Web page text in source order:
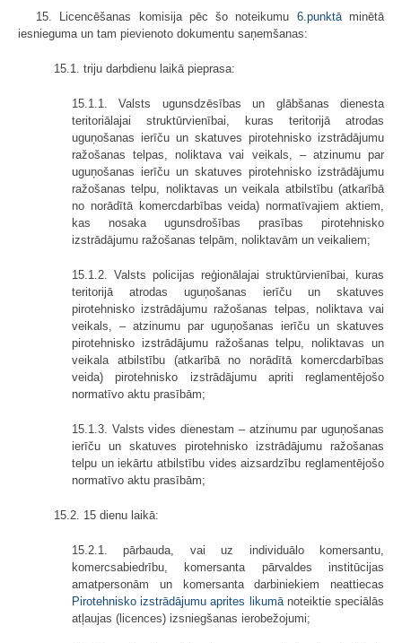
15. Licencēšanas komisija pēc šo noteikumu 6.punktāminētā
iesnieguma un tam pievienoto dokumentu saņemšanas:
15.1. triju darbdienu laikā pieprasa:
15.1.1. Valsts ugunsdzēsības un glābšanas dienesta
teritoriālajai struktūrvienībai, kuras teritorijā atrodas
uguņošanas ierīču un skatuves pirotehnisko izstrādājumu
ražošanas telpas, noliktava vai veikals, – atzinumu par
uguņošanas ierīču un skatuves pirotehnisko izstrādājumu
ražošanas telpu, noliktavas un veikala atbilstību (atkarībā
no norādītā komercdarbības veida) normatīvajiem aktiem,
kas nosaka ugunsdrošības prasības pirotehnisko
izstrādājumu ražošanas telpām, noliktavām un veikaliem;
15.1.2. Valsts policijas reģionālajai struktūrvienībai, kuras
teritorijā atrodas uguņošanas ierīču un skatuves
pirotehnisko izstrādājumu ražošanas telpas, noliktava vai
veikals, – atzinumu par uguņošanas ierīču un skatuves
pirotehnisko izstrādājumu ražošanas telpu, noliktavas un
veikala atbilstību (atkarībā no norādītā komercdarbības
veida) pirotehnisko izstrādājumu apriti reglamentējošo
normatīvo aktu prasībām;
15.1.3. Valsts vides dienestam – atzinumu par uguņošanas
ierīču un skatuves pirotehnisko izstrādājumu ražošanas
telpu un iekārtu atbilstību vides aizsardzību reglamentējošo
normatīvo aktu prasībām;
15.2. 15 dienu laikā:
15.2.1. pārbauda, vai uz individuālo komersantu,
komercsabiedrību, komersanta pārvaldes institūcijas
amatpersonām un komersanta darbiniekiem neattiecas
Pirotehnisko izstrādājumu aprites likumānoteiktie speciālās
atļaujas (licences) izsniegšanas ierobežojumi;